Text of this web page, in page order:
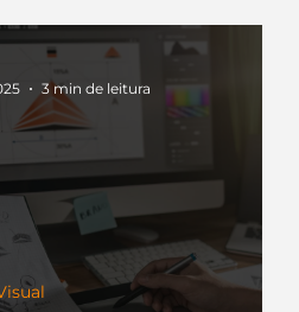
3 min de leitura